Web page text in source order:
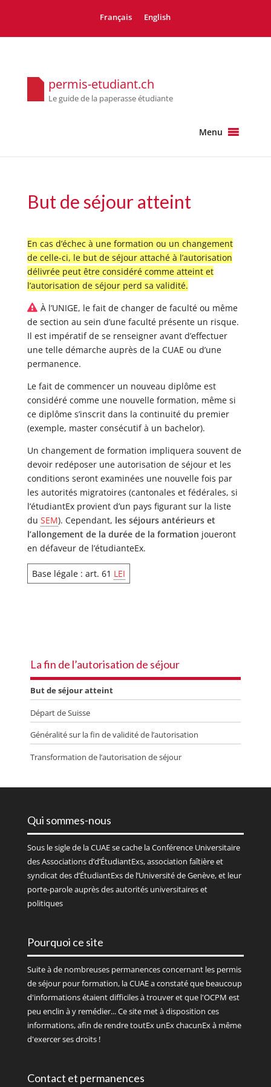
Français English
permis-etudiant.ch
Le guide de la paperasse étudiante
Menu
But de séjour atteint
En cas d’échec à une formation ou un changement
de celle-ci, le but de séjour attaché à l’autorisation
délivrée peut être considéré comme atteint et
l’autorisation de séjour perd sa validité.
À l’UNIGE, le fait de changer de faculté ou même
de section au sein d’une faculté présente un risque.
Il est impératif de se renseigner avant d’effectuer
une telle démarche auprès de la CUAE ou d’une
permanence.
Le fait de commencer un nouveau diplôme est
considéré comme une nouvelle formation, même si
ce diplôme s’inscrit dans la continuité du premier
(exemple, master consécutif à un bachelor).
Un changement de formation impliquera souvent de
devoir redéposer une autorisation de séjour et les
conditions seront examinées une nouvelle fois par
les autorités migratoires (cantonales et fédérales, si
l’étudiantEx provient d’un pays figurant sur la liste
du SEM). Cependant, les séjours antérieurs et
l’allongement de la durée de la formation joueront
en défaveur de l’étudianteEx.
Base légale : art. 61 LEI
La fin de l’autorisation de séjour
But de séjour atteint
Départ de Suisse
Généralité sur la fin de validité de l’autorisation
Transformation de l’autorisation de séjour
Qui sommes-nous
Sous le sigle de laCUAEse cache la Conférence Universitaire
des Associations d’d’ÉtudiantExs, association faîtière et
syndicat des d’ÉtudiantExs de l’Université de Genève, et leur
porte-parole auprès des autorités universitaires et
politiques
Pourquoi ce site
Suite à de nombreuses permanences concernant les permis
de séjour pour formation, la CUAE a constaté que beaucoup
d'informations étaient difficiles à trouver et que l'OCPM est
peu enclin à y remédier... Ce site met à disposition ces
informations, afin de rendre toutEx unEx chacunEx à même
d'exercer ses droits !
Contact et permanences